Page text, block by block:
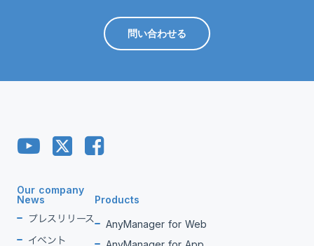
問い合わせる
Our company
News
プレスリリース
イベント
Products
AnyManager for Web